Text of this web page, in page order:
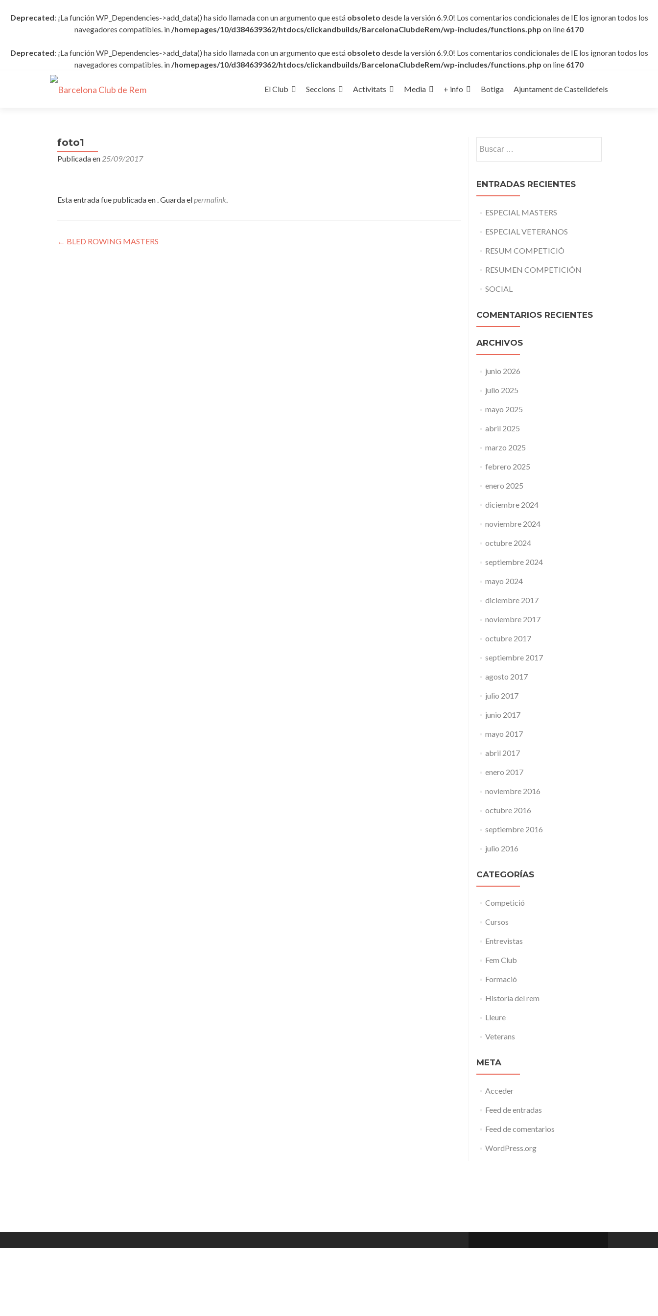
Deprecated: ¡La función WP_Dependencies->add_data() ha sido llamada con un argumento que está obsoleto desde la versión 6.9.0! Los comentarios condicionales de IE los ignoran todos los
navegadores compatibles. in /homepages/10/d384639362/htdocs/clickandbuilds/BarcelonaClubdeRem/wp-includes/functions.php on line 6170
Deprecated: ¡La función WP_Dependencies->add_data() ha sido llamada con un argumento que está obsoleto desde la versión 6.9.0! Los comentarios condicionales de IE los ignoran todos los
navegadores compatibles. in /homepages/10/d384639362/htdocs/clickandbuilds/BarcelonaClubdeRem/wp-includes/functions.php on line 6170
al
El Club Seccions Activitats Media + info Botiga Ajuntament de Castelldefels
foto1
Publicada en 25/09/2017
Esta entrada fue publicada en . Guarda elpermalink.
Navegación
← BLED ROWING MASTERS
ENTRADAS RECIENTES
ESPECIAL MASTERS
ESPECIAL VETERANOS
RESUM COMPETICIÓ
RESUMEN COMPETICIÓN
SOCIAL
COMENTARIOS RECIENTES
ARCHIVOS
junio 2026
julio 2025
mayo 2025
abril 2025
marzo 2025
febrero 2025
enero 2025
diciembre 2024
noviembre 2024
octubre 2024
septiembre 2024
mayo 2024
diciembre 2017
noviembre 2017
octubre 2017
septiembre 2017
agosto 2017
julio 2017
junio 2017
mayo 2017
abril 2017
enero 2017
noviembre 2016
octubre 2016
septiembre 2016
julio 2016
CATEGORÍAS
Competició
Cursos
Entrevistas
Fem Club
Formació
Historia del rem
Lleure
Veterans
META
Acceder
Feed de entradas
Feed de comentarios
WordPress.org